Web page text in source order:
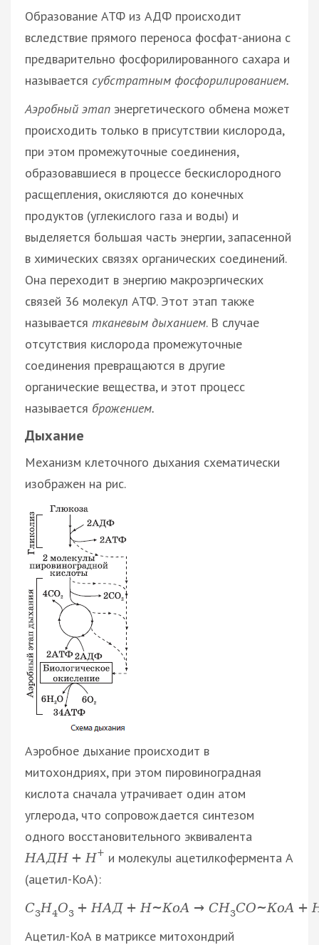
Образование АТФ из АДФ происходит
вследствие прямого переноса фосфат-аниона с
предварительно фосфорилированного сахара и
называется субстратным фосфорилированием.
Аэробный этап энергетического обмена может
происходить только в присутствии кислорода,
при этом промежуточные соединения,
образовавшиеся в процессе бескислородного
расщепления, окисляются до конечных
продуктов (углекислого газа и воды) и
выделяется большая часть энергии, запасенной
в химических связях органических соединений.
Она переходит в энергию макроэргических
связей 36 молекул АТФ. Этот этап также
называется тканевым дыханием. В случае
отсутствия кислорода промежуточные
соединения превращаются в другие
органические вещества, и этот процесс
называется брожением.
Дыхание
Механизм клеточного дыхания схематически
изображен на рис.
Аэробное дыхание происходит в
митохондриях, при этом пировиноградная
кислота сначала утрачивает один атом
углерода, что сопровождается синтезом
одного восстановительного эквивалента
НАДН + Н+ и молекулы ацетилкофермента А
(ацетил-КоА):
С3Н4О3 + НАД + Н~КоА → СН3СО~КоА +
Ацетил-КоА в матриксе митохондрий